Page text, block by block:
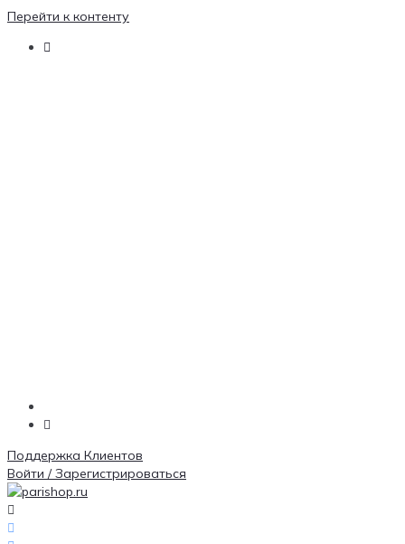
Перейти к контенту
Поддержка Клиентов
Войти / Зарегистрироваться